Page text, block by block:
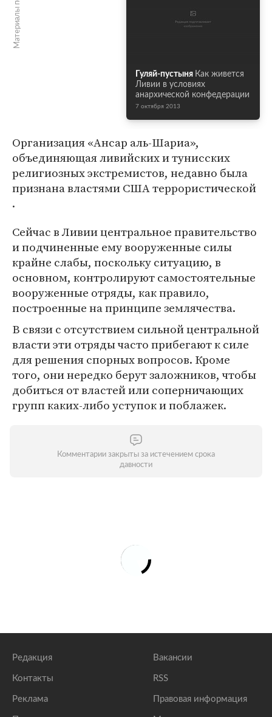
Гуляй-пустыня Как живется
Ливии в условиях
анархической конфедерации
7 октября 2013
Организация «Ансар аль-Шариа»,
объединяющая ливийских и тунисских
религиозных экстремистов, недавно была
признана властями США террористической
.
Сейчас в Ливии центральное правительство
и подчиненные ему вооруженные силы
крайне слабы, поскольку ситуацию, в
основном, контролируют самостоятельные
вооруженные отряды, как правило,
построенные на принципе землячества.
В связи с отсутствием сильной центральной
власти эти отряды часто прибегают к силе
для решения спорных вопросов. Кроме
того, они нередко берут заложников, чтобы
добиться от властей или соперничающих
групп каких-либо уступок и поблажек.
Комментарии закрыты за истечением срока
давности
Редакция
Контакты
Реклама
Вакансии
RSS
Правовая информация